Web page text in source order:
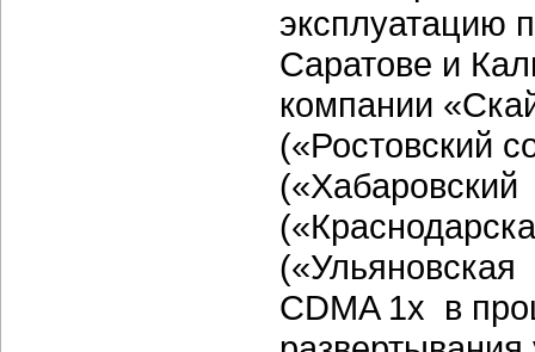
эксплуатацию
Саратове и
компании
(«Ростовский
(«Ульяновская
CDMA 1x в